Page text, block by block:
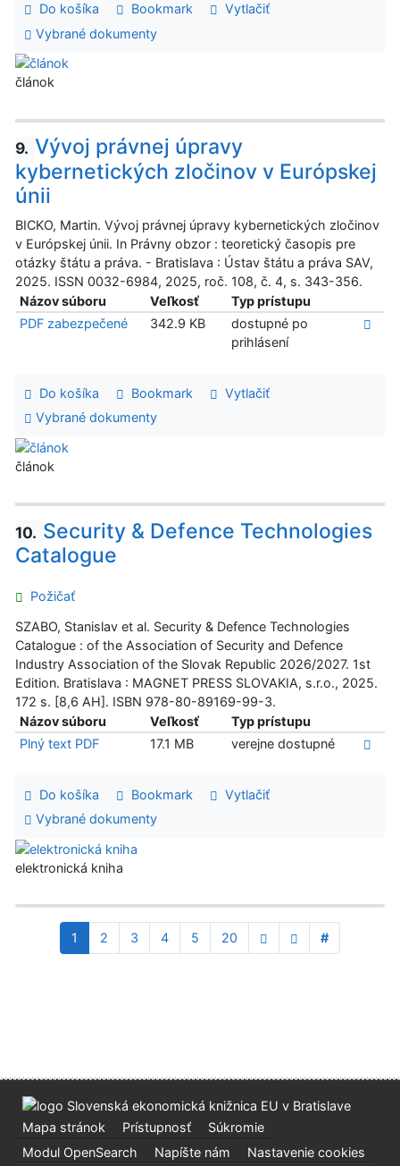
Do košíka Bookmark
Vytlačiť
Vybrané dokumenty
článok
9. Vývoj právnej úpravy
kybernetických zločinov v Európskej
únii
BICKO, Martin. Vývoj právnej úpravy kybernetických zločinov
v Európskej únii. In Právny obzor : teoretický časopis pre
otázky štátu a práva. - Bratislava : Ústav štátu a práva SAV,
2025. ISSN 0032-6984, 2025, roč. 108, č. 4, s. 343-356.
Názov súboru
Veľkosť
Typ prístupu
PDF zabezpečené
342.9 KB
dostupné po
prihlásení
Do košíka Bookmark
Vytlačiť
Vybrané dokumenty
článok
10. Security & Defence Technologies
Catalogue
Požičať
SZABO, Stanislav et al. Security & Defence Technologies
Catalogue : of the Association of Security and Defence
Industry Association of the Slovak Republic 2026/2027. 1st
Edition. Bratislava : MAGNET PRESS SLOVAKIA, s.r.o., 2025.
172 s. [8,6 AH]. ISBN 978-80-89169-99-3.
Názov súboru
Veľkosť
Typ prístupu
Plný text PDF
17.1 MB verejne dostupné
Do košíka Bookmark
Vytlačiť
Vybrané dokumenty
elektronická kniha
1 2 3 4 5 20 #
Mapa stránok Prístupnosť
Súkromie
Modul OpenSearch
Napíšte nám Nastavenie cookies